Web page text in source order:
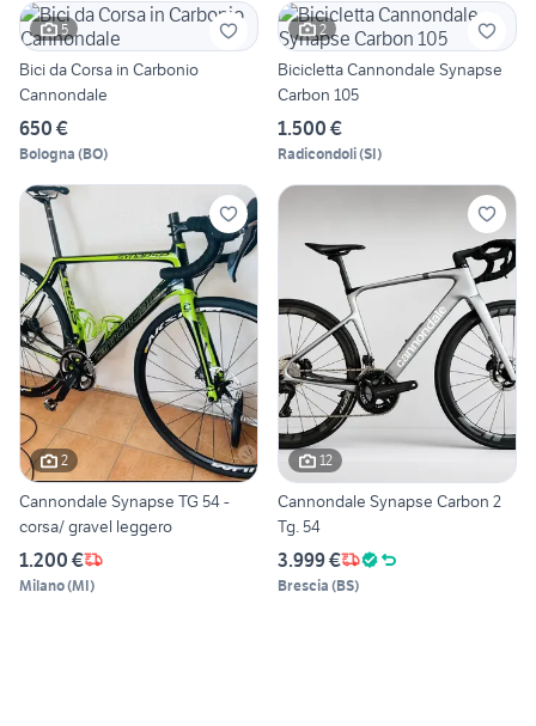
5
Bici da Corsa in Carbonio
Cannondale
650 €
Bologna (BO)
2
Bicicletta Cannondale Synapse
Carbon 105
1.500 €
Radicondoli(SI)
2
Cannondale Synapse TG 54 -
corsa/ gravel leggero
1.200 €
Milano(MI)
12
Cannondale Synapse Carbon 2
Tg. 54
3.999 €
Brescia (BS)